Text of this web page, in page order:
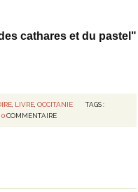
cathares et du pastel"
, LIVRE, OCCITANIE
TAGS :
0 COMMENTAIRE